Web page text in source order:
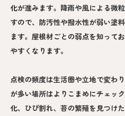
化が進みます。降雨や風による微
すので、防汚性や撥水性が弱い塗
ます。屋根材ごとの弱点を知って
やすくなります。
点検の頻度は生活圏や立地で変わ
が多い場所はよりこまめにチェッ
化、ひび割れ、苔の繁殖を見つけ